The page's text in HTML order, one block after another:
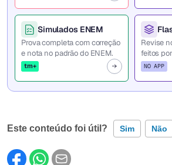
Simulados ENEM
Prova completa com correção
e nota no padrão do ENEM.
tm+
Revise
feitos
NO APP
Este conteúdo foi útil? Sim Não